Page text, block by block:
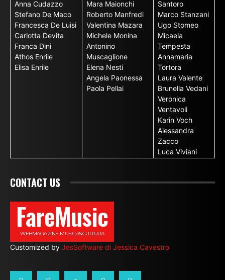
Anna Cudazzo
Stefano De Maco
Francesca De Luisi
Carlotta Devita
Franca Dini
Athos Enrile
Elisa Enrile
Mara Maionchi
Roberto Manfredi
Valentina Mazara
Michele Monina
Antonino
Muscaglione
Elena Nesti
Angela Paonessa
Paola Pellai
Santoro
Marco Stanzani
Ugo Stomeo
Micaela
Tempesta
Annamaria
Tortora
Laura Valente
Brunella Vedani
Veronica
Ventavoli
Karin Voch
Alessandra
Zacco
Luca Viviani
CONTACT US
FareMusic
WEBMAGAZINE MUSICA&CULTURA
Customized by JesSoftware di Jessica Cavestro